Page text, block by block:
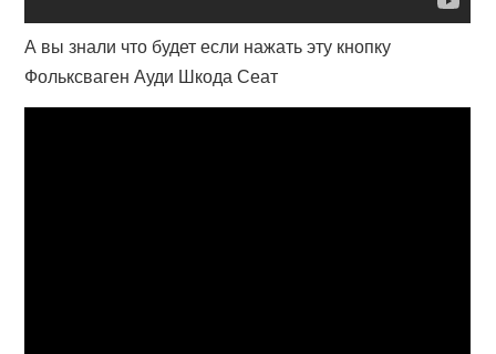
А вы знали что будет если нажать эту кнопку
Фольксваген Ауди Шкода Сеат